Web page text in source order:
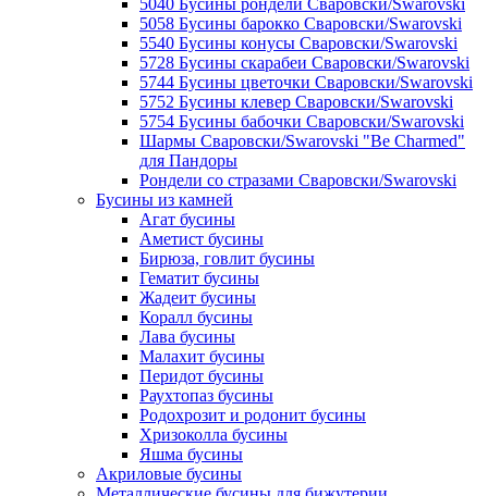
5040 Бусины рондели Сваровски/Swarovski
5058 Бусины барокко Сваровски/Swarovski
5540 Бусины конусы Сваровски/Swarovski
5728 Бусины скарабеи Сваровски/Swarovski
5744 Бусины цветочки Сваровски/Swarovski
5752 Бусины клевер Сваровски/Swarovski
5754 Бусины бабочки Сваровски/Swarovski
Шармы Сваровски/Swarovski "Be Charmed"
для Пандоры
Рондели со стразами Сваровски/Swarovski
Бусины из камней
Агат бусины
Аметист бусины
Бирюза, говлит бусины
Гематит бусины
Жадеит бусины
Коралл бусины
Лава бусины
Малахит бусины
Перидот бусины
Раухтопаз бусины
Родохрозит и родонит бусины
Хризоколла бусины
Яшма бусины
Акриловые бусины